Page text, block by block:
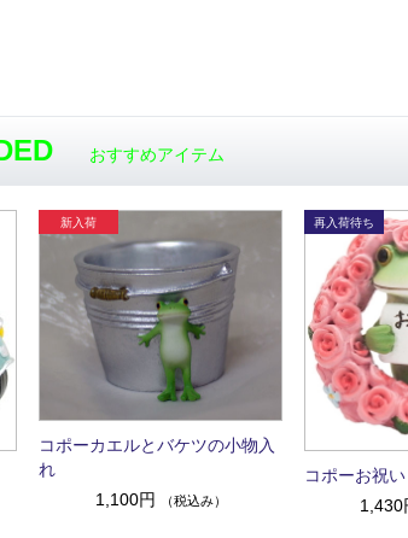
おすすめアイテム
コポーカエルとバケツの小物入
れ
1,100円
（税込み）
コポーお祝
1,430